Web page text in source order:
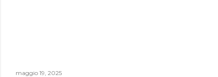
maggio 19, 2025